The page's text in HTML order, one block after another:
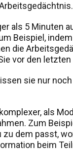
als 5 Minuten
Beispiel,
die
vor den
sie nur
als
Zum
dem passt,
beim